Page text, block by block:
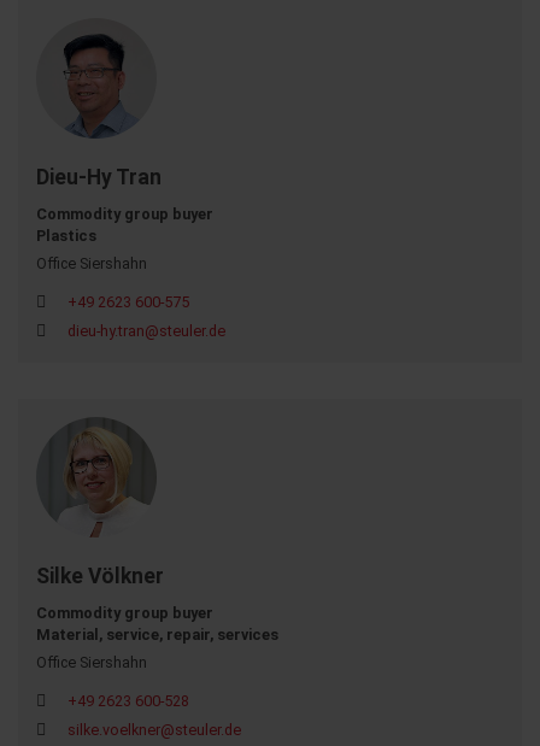
Dieu-Hy Tran
Commodity group buyer
Plastics
Office Siershahn
+49 2623 600-575
dieu-hy.tran@steuler.de
Silke Völkner
Commodity group buyer
Material, service, repair, services
Office Siershahn
+49 2623 600-528
silke.voelkner@steuler.de